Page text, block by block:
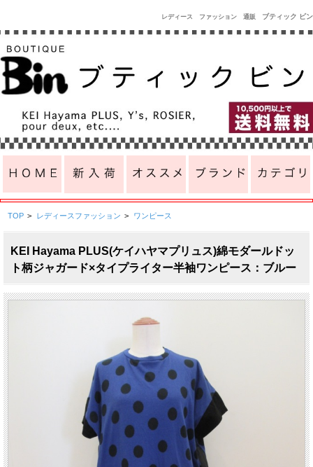
レディース ファッション 通販 ブティック ビン
TOP > レディースファッション > ワンピース
KEI Hayama PLUS(ケイハヤマプリュス)綿モダールドッ
ト柄ジャガード×タイプライター半袖ワンピース：ブルー